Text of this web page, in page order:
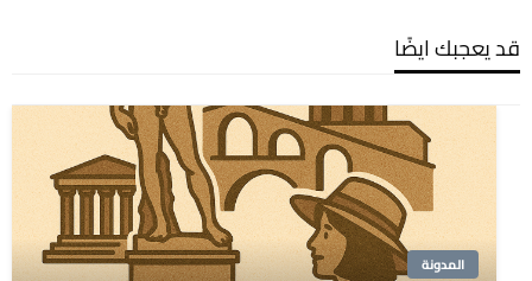
قد يعجبك ايضًا
المدونة